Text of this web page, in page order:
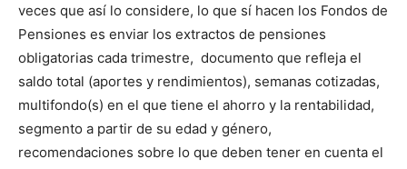
veces que así lo considere, lo que sí hacen los Fondos de
Pensiones es enviar los extractos de pensiones
obligatorias cada trimestre, documento que refleja el
saldo total (aportes y rendimientos), semanas cotizadas,
multifondo(s) en el que tiene el ahorro y la rentabilidad,
segmento a partir de su edad y género,
recomendaciones sobre lo que deben tener en cuenta el